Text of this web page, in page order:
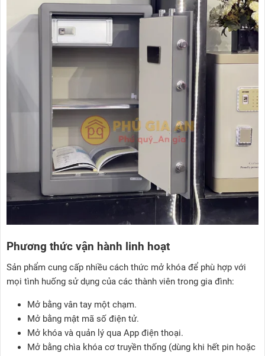
Phương thức vận hành linh hoạt
Sản phẩm cung cấp nhiều cách thức mở khóa để phù hợp với
mọi tình huống sử dụng của các thành viên trong gia đình:
Mở bằng vân tay một chạm.
Mở bằng mật mã số điện tử.
Mở khóa và quản lý qua App điện thoại.
Mở bằng chìa khóa cơ truyền thống (dùng khi hết pin hoặc